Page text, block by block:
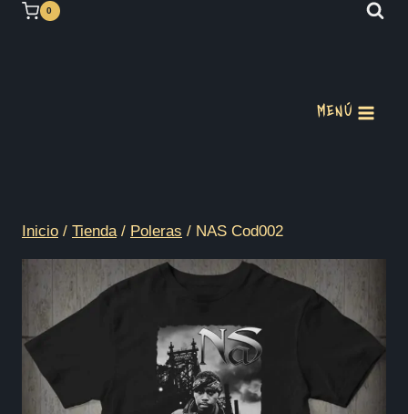
Saltar 0
MENÚ
Inicio / Tienda / Poleras / NAS Cod002